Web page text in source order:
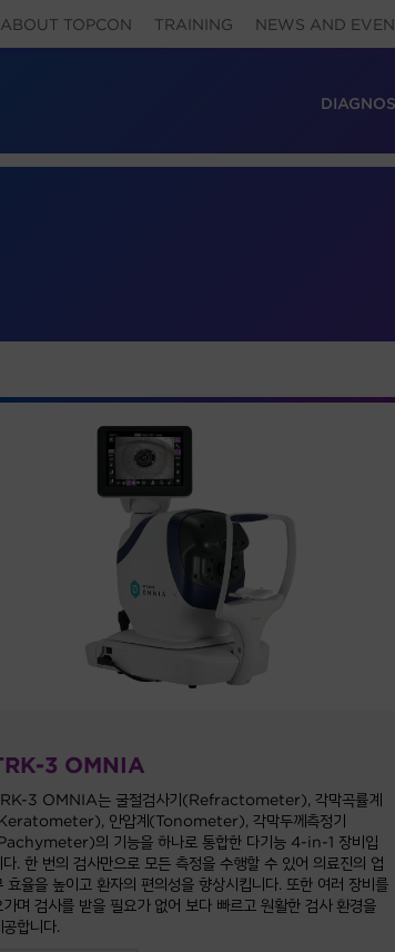
ABOUT TOPCON TRAINING NEWS AND
3 OMNIA
3 OMNIA는 굴절검사기(Refractometer), 각막곡률계
안압계(Tonometer), 각막두께측정기
의 기능을 하나로 통합한 다기능 4-in-1 장비입
다. 한 번의 검사만으로 모든 측정을 수행할 수 있어 의료진의 업
효율을 높이고 환자의 편의성을 향상시킵니다. 또한 여러 장비를
가며 검사를 받을 필요가 없어 보다 빠르고 원활한 검사 환경을
공합니다.